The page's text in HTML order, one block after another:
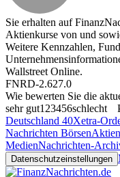
Sie erhalten auf
Aktienkurse von und
Weitere Kennzahlen,
Wallstreet Online.
FNRD-2.627.0
Wie bewerten Sie die
sehr gut1 23456schlecht
Deutschland 40Xetra-
Nachrichten Börsen
MedienNachrichten-
Datenschutzeinstellungen